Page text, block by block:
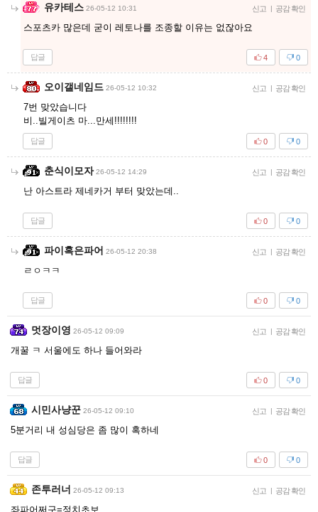
유카테스 26-05-12 10:31 신고 | 공감 확인
스포츠카 많은데 굳이 레토나를 조종할 이유는 없잖아요
답글 0
4
오이갤네임드 26-05-12 10:32 신고 | 공감 확인
7번 맞았습니다
비..빌게이츠 마...만세!!!!!!!!
답글 0
0
춘식이모자 26-05-12 14:29 신고 | 공감 확인
난 아스트라 제네카거 부터 맞았는데..
답글 0
0
파이혹은파어 26-05-12 20:38 신고 | 공감 확인
ㄹㅇㅋㅋ
답글 0
0
멋장이영 26-05-12 09:09 신고 | 공감 확인
개꿀 ㅋ 서울에도 하나 들어와라
답글 0
0
시민사냥꾼 26-05-12 09:10 신고 | 공감 확인
5분거리 내 성심당은 좀 많이 혹하네
답글 0
0
존투러너 26-05-12 09:13 신고 | 공감 확인
좌파어쩌구=정치초보